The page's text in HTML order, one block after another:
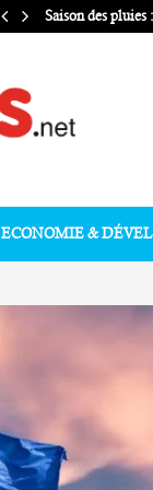
Saison des pluies
ECONOMIE &